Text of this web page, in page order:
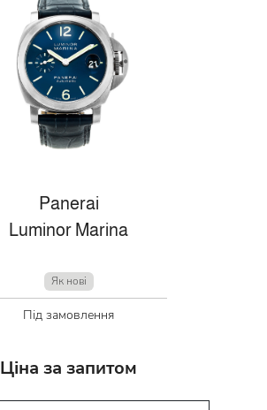
Panerai
Luminor Marina
Як нові
Під замовлення
Ціна за запитом